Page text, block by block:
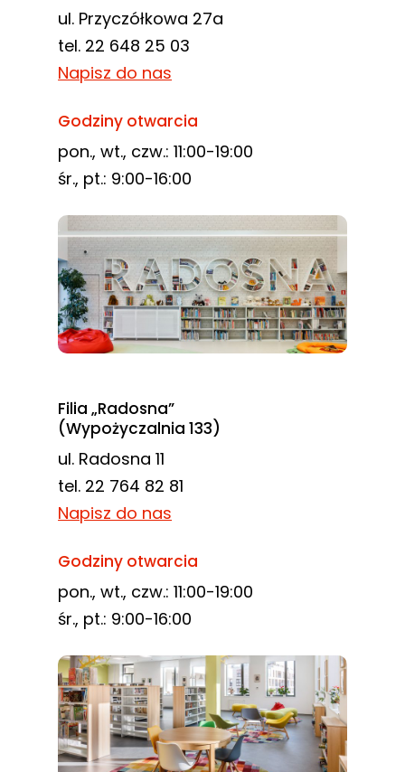
ul. Przyczółkowa 27a
tel. 22 648 25 03
Napisz do nas
Godziny otwarcia
pon., wt., czw.: 11:00-19:00
śr., pt.: 9:00-16:00
Filia „Radosna”
(Wypożyczalnia 133)
ul. Radosna 11
tel. 22 764 82 81
Napisz do nas
Godziny otwarcia
pon., wt., czw.: 11:00-19:00
śr., pt.: 9:00-16:00